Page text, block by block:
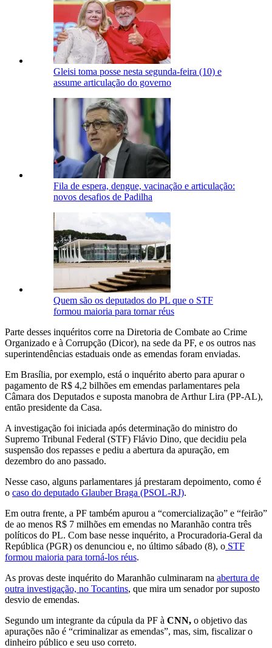
Gleisi toma posse nesta segunda-feira (10) e
assume articulação do governo
Fila de espera, dengue, vacinação e articulação:
novos desafios de Padilha
Quem são os deputados do PL que o STF
formou maioria para tornar réus
Parte desses inquéritos corre na Diretoria de Combate ao Crime
Organizado e à Corrupção (Dicor), na sede da PF, e os outros nas
superintendências estaduais onde as emendas foram enviadas.
Em Brasília, por exemplo, está o inquérito aberto para apurar o
pagamento de R$ 4,2 bilhões em emendas parlamentares pela
Câmara dos Deputados e suposta manobra de Arthur Lira (PP-AL),
então presidente da Casa.
A investigação foi iniciada após determinação do ministro do
Supremo Tribunal Federal (STF) Flávio Dino, que decidiu pela
suspensão dos repasses e pediu a abertura da apuração, em
dezembro do ano passado.
Nesse caso, alguns parlamentares já prestaram depoimento, como é
o caso do deputado Glauber Braga (PSOL-RJ).
Em outra frente, a PF também apurou a “comercialização” e “feirão”
de ao menos R$ 7 milhões em emendas no Maranhão contra três
políticos do PL. Com base nesse inquérito, a Procuradoria-Geral da
República (PGR) os denunciou e, no último sábado (8), o STF
formou maioria para torná-los réus.
As provas deste inquérito do Maranhão culminaram na abertura de
outra investigação, no Tocantins, que mira um senador por suposto
desvio de emendas.
Segundo um integrante da cúpula da PF à CNN, o objetivo das
apurações não é “criminalizar as emendas”, mas, sim, fiscalizar o
dinheiro público e seu uso correto.